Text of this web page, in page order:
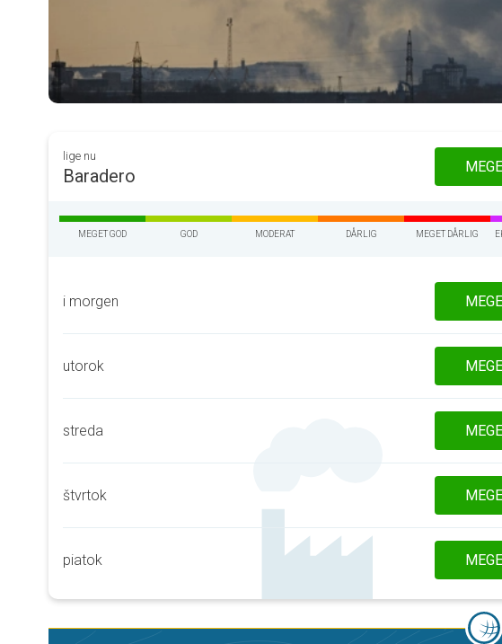
lige nu
Baradero
MEGET GOD GOD MODERAT DÅRLIG MEGET DÅRLIG
i morgen
utorok
streda
štvrtok
piatok